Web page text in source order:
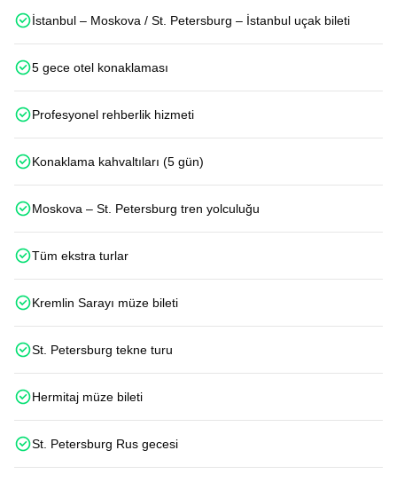
İstanbul – Moskova / St. Petersburg – İstanbul uçak bileti
5 gece otel konaklaması
Profesyonel rehberlik hizmeti
Konaklama kahvaltıları (5 gün)
Moskova – St. Petersburg tren yolculuğu
Tüm ekstra turlar
Kremlin Sarayı müze bileti
St. Petersburg tekne turu
Hermitaj müze bileti
St. Petersburg Rus gecesi